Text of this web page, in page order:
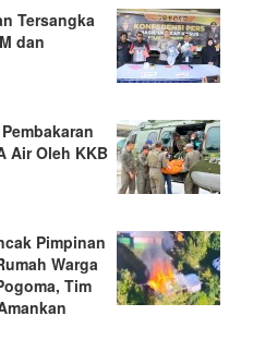
Tersangka
dan
Air Oleh KKB
Pimpinan
Warga
Tim